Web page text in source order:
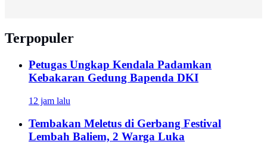
Terpopuler
Petugas Ungkap Kendala Padamkan
Kebakaran Gedung Bapenda DKI
12 jam lalu
Tembakan Meletus di Gerbang Festival
Lembah Baliem, 2 Warga Luka